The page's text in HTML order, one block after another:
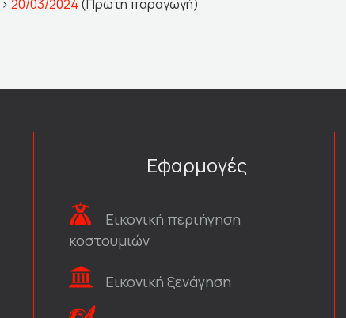
> 20/03/2024 (Πρώτη παραγωγή)
Εφαρμογές
Εικονική περιήγηση
κοστουμιών
Εικονική ξενάγηση